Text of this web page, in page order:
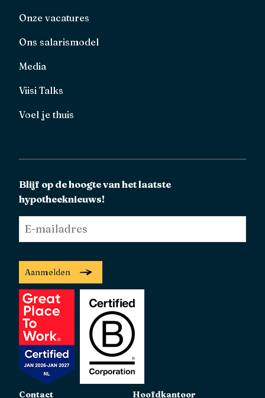
Onze vacatures
Ons salarismodel
Media
Viisi Talks
Voel je thuis
Blijf op de hoogte van het laatste
hypotheeknieuws!
mailadres *
Aanmelden
Contact
Hoofdkantoor